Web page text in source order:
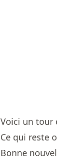
Voici un tour
Ce qui reste
Bonne